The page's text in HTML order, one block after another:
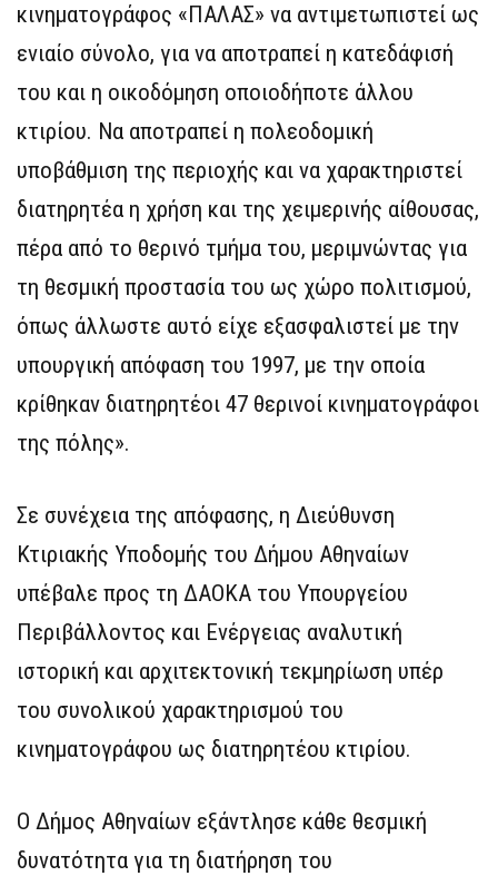
κινηματογράφος «ΠΑΛΑΣ» να αντιμετωπιστεί ως
ενιαίο σύνολο, για να αποτραπεί η κατεδάφισή
του και η οικοδόμηση οποιοδήποτε άλλου
κτιρίου. Να αποτραπεί η πολεοδομική
υποβάθμιση της περιοχής και να χαρακτηριστεί
διατηρητέα η χρήση και της χειμερινής αίθουσας,
πέρα από το θερινό τμήμα του, μεριμνώντας για
τη θεσμική προστασία του ως χώρο πολιτισμού,
όπως άλλωστε αυτό είχε εξασφαλιστεί με την
υπουργική απόφαση του 1997, με την οποία
κρίθηκαν διατηρητέοι 47 θερινοί κινηματογράφοι
της πόλης».
Σε συνέχεια της απόφασης, η Διεύθυνση
Κτιριακής Υποδομής του Δήμου Αθηναίων
υπέβαλε προς τη ΔΑΟΚΑ του Υπουργείου
Περιβάλλοντος και Ενέργειας αναλυτική
ιστορική και αρχιτεκτονική τεκμηρίωση υπέρ
του συνολικού χαρακτηρισμού του
κινηματογράφου ως διατηρητέου κτιρίου.
Ο Δήμος Αθηναίων εξάντλησε κάθε θεσμική
δυνατότητα για τη διατήρηση του